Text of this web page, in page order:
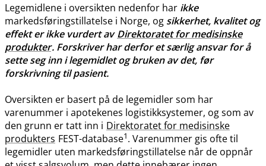
Legemidlene i oversikten nedenfor har ikke
markedsføringstillatelse i Norge, og sikkerhet, kvalitet og
effekt er ikke vurdert avDirektoratet for medisinske
produkter. Forskriver har derfor et særlig ansvar for å
sette seg inn i legemidlet og bruken av det, før
forskrivning til pasient.
Oversikten er basert på de legemidler som har
varenummer i apotekenes logistikksystemer, og som av
den grunn er tatt inn i Direktoratet for medisinske
produkters FEST-database1. Varenummer gis ofte til
legemidler uten markedsføringstillatelse når de oppnår